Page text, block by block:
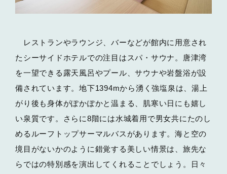
レストランやラウンジ、バーなどが館内に用意され
たシーサイドホテルでの注目はスパ・サウナ。唐津湾
を一望できる露天風呂やプール、サウナや岩盤浴が設
備されています。地下1394mから湧く強塩泉は、湯上
がり後も身体がぽかぽかと温まる、肌寒い日にも嬉し
い泉質です。さらに8階には水城着用で男女共にたのし
めるルーフトップサーマルバスがあります。海と空の
境目がないかのように錯覚する美しい情景は、旅先な
らではの特別感を演出してくれることでしょう。日々